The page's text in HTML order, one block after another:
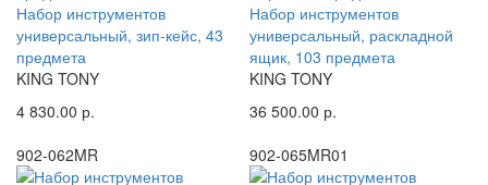
Набор инструментов
универсальный, зип-кейс, 43
предмета
KING TONY
4 830.00 р.
Набор инструментов
универсальный, раскладной
ящик, 103 предмета
KING TONY
36 500.00 р.
902-062MR
902-065MR01